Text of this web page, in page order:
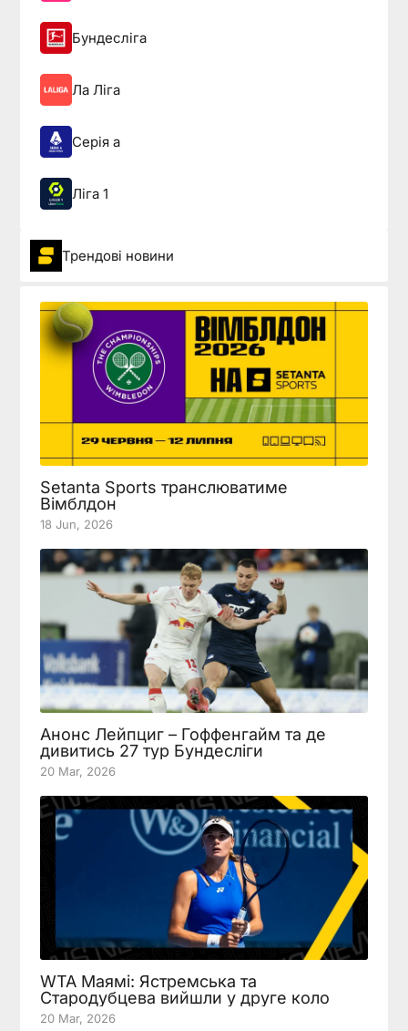
Бундесліга
Ла Ліга
Серія а
Ліга 1
Трендові новини
Setanta Sports транслюватиме
Вімблдон
18 Jun, 2026
Анонс Лейпциг – Гоффенгайм та де
дивитись 27 тур Бундесліги
20 Mar, 2026
WTA Маямі: Ястремська та
Стародубцева вийшли у друге коло
20 Mar, 2026